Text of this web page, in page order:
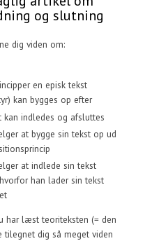
og slutning
dig viden om:
en episk tekst
kan bygges op efter
kan indledes og afsluttes
at bygge sin tekst op ud
at indlede sin tekst
han lader sin tekst
har læst teoriteksten (= den
tilegnet dig så meget viden